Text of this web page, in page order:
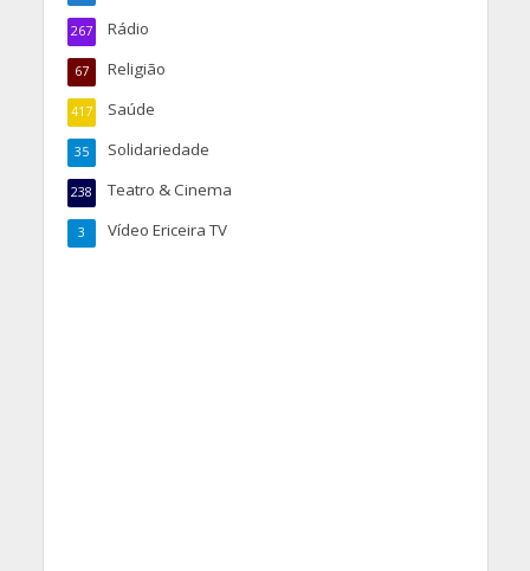
Rádio
267
Religião
67
Saúde
417
Solidariedade
35
Teatro & Cinema
238
Vídeo Ericeira TV
3